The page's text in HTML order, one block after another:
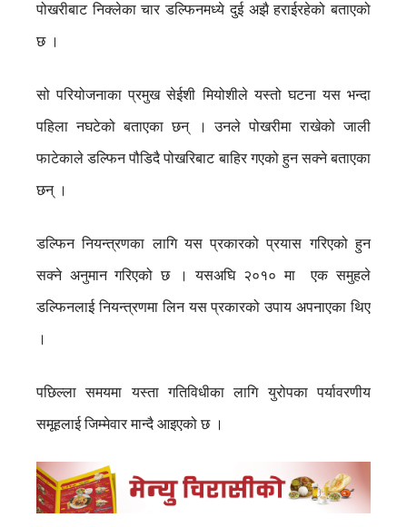
पोखरीबाट निक्लेका चार डल्फिनमध्ये दुई अझै हराईरहेको बताएको
छ ।
सो परियोजनाका प्रमुख सेईशी मियोशीले यस्तो घटना यस भन्दा
पहिला नघटेको बताएका छन् । उनले पोखरीमा राखेको जाली
फाटेकाले डल्फिन पौडिदै पोखरिबाट बाहिर गएको हुन सक्ने बताएका
छन् ।
डल्फिन नियन्त्रणका लागि यस प्रकारको प्रयास गरिएको हुन
सक्ने अनुमान गरिएको छ । यसअघि २०१० मा एक समुहले
डल्फिनलाई नियन्त्रणमा लिन यस प्रकारको उपाय अपनाएका थिए
।
पछिल्ला समयमा यस्ता गतिविधीका लागि युरोपका पर्यावरणीय
समूहलाई जिम्मेवार मान्दै आइएको छ ।